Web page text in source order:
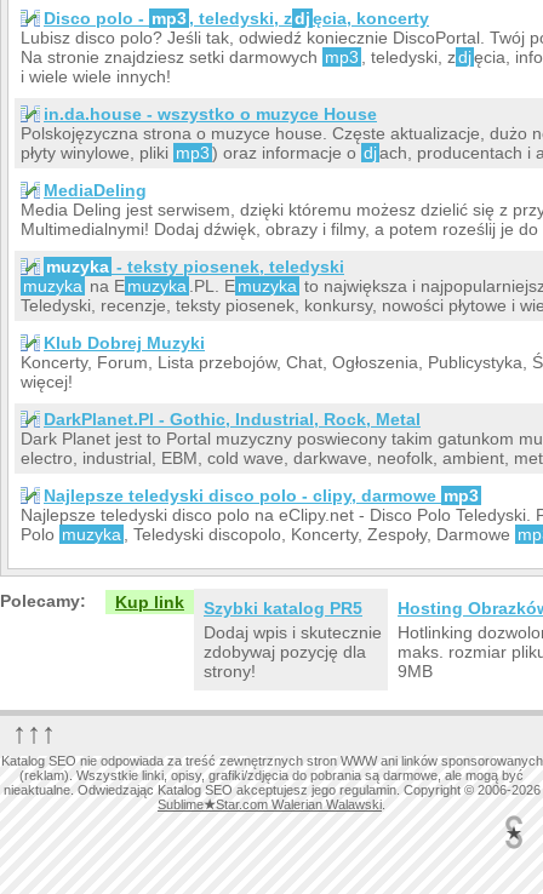
Disco polo - mp3, teledyski, zdjęcia, koncerty
Lubisz disco polo? Jeśli tak, odwiedź koniecznie DiscoPortal. Twój
Na stronie znajdziesz setki darmowych mp3 , teledyski, zdjęcia,
i wiele wiele innych!
in.da.house - wszystko o muzyce House
Polskojęzyczna strona o muzyce house. Częste aktualizacje, dużo
płyty winylowe, pliki mp3) oraz informacje o djach, producentach i
MediaDeling
Media Deling jest serwisem, dzięki któremu możesz dzielić się z
Multimedialnymi! Dodaj dźwięk, obrazy i filmy, a potem roześlij je
muzyka - teksty piosenek, teledyski
muzyka na Emuzyka .PL. Emuzyka to największa i
Teledyski, recenzje, teksty piosenek, konkursy, nowości płytowe i
Klub Dobrej Muzyki
Koncerty, Forum, Lista przebojów, Chat, Ogłoszenia, Publicystyka,
więcej!
DarkPlanet.Pl - Gothic, Industrial, Rock, Metal
Dark Planet jest to Portal muzyczny poswiecony takim gatunkom
electro, industrial, EBM, cold wave, darkwave, neofolk, ambient,
Najlepsze teledyski disco polo - clipy, darmowe mp3
Najlepsze teledyski disco polo na eClipy.net - Disco Polo Teledyski.
Polo muzyka , Teledyski discopolo, Koncerty, Zespoły, Darmowe
Polecamy: Kup link
Szybki katalog PR5
Dodaj wpis i skutecznie
zdobywaj pozycję dla
strony!
Hosting
Hotlinking
maks. rozmiar
9MB
↑↑↑
Katalog SEO nie odpowiada za treść zewnętrznych stron WWW ani linków sponsorowanych
(reklam). Wszystkie linki, opisy, grafiki/zdjęcia do pobrania są darmowe, ale mogą być
nieaktualne. Odwiedzając Katalog SEO akceptujesz jego regulamin. Copyright © 2006-2026
Sublime★Star.com Walerian Walawski